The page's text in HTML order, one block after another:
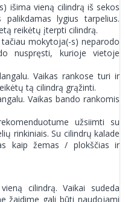
išima vieną cilindrą iš sekos
lygius tarpelius.
reikėtų įterpti cilindrą.
mokytoja(-s) neparodo
nuspręsti, kurioje vietoje
Vaikas rankose turi ir
tą cilindrą grąžinti.
Vaikas bando rankomis
užsiimti su
rinkiniais. Su cilindrų kalade
kaip žemas / plokščias ir
cilindrą. Vaikai sudeda
žaidime gali būti naudojami